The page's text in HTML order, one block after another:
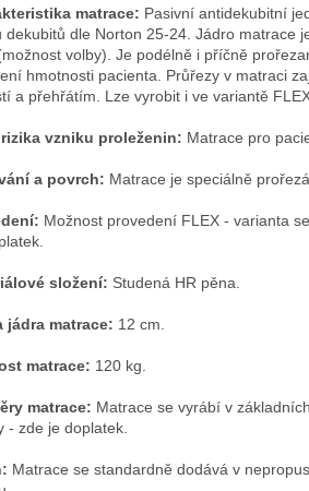
matrace: Pasivní antidekubitní
dekubitů dle Norton 25-24. Jádro matrace
volby). Je podélně i příčně
hmotnosti pacienta. Průřezy v matraci
a přehřátím. Lze vyrobit i ve variantě
vzniku proleženin: Matrace pro
a povrch: Matrace je speciálně
Možnost provedení FLEX - varianta
složení: Studená HR pěna.
jádra matrace: 12 cm.
matrace: 120 kg.
matrace: Matrace se vyrábí v
- zde je doplatek.
Matrace se standardně dodává v